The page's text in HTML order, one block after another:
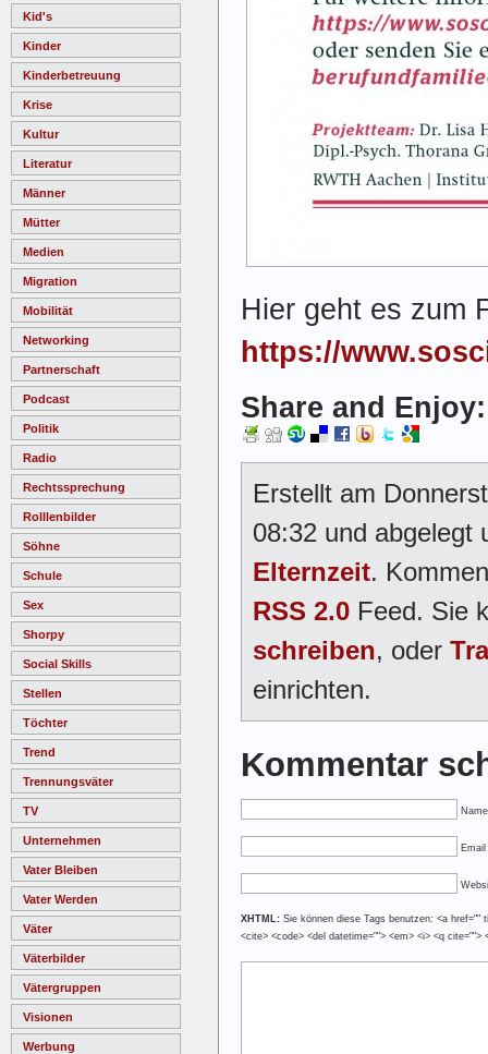
Kid's
Kinder
Kinderbetreuung
Krise
Kultur
Literatur
Männer
Mütter
Medien
Migration
Mobilität
Networking
Partnerschaft
Podcast
Politik
Radio
Rechtssprechung
Rolllenbilder
Söhne
Schule
Sex
Shorpy
Social Skills
Stellen
Töchter
Trend
Trennungsväter
TV
Unternehmen
Vater Bleiben
Vater Werden
Väter
Väterbilder
Vätergruppen
Visionen
Werbung
Hier geht es zum
https://
Share and Enjoy:
Erstellt am
08:32 und abgelegt
Elternzeit.
RSS 2.0 Feed. Sie
schreiben, oder
einrichten.
Kommentar
Name
XHTML: Sie können diese Tags benutzen: <a href=""
<cite> <code> <del datetime=""> <em> <i> <q cite="">